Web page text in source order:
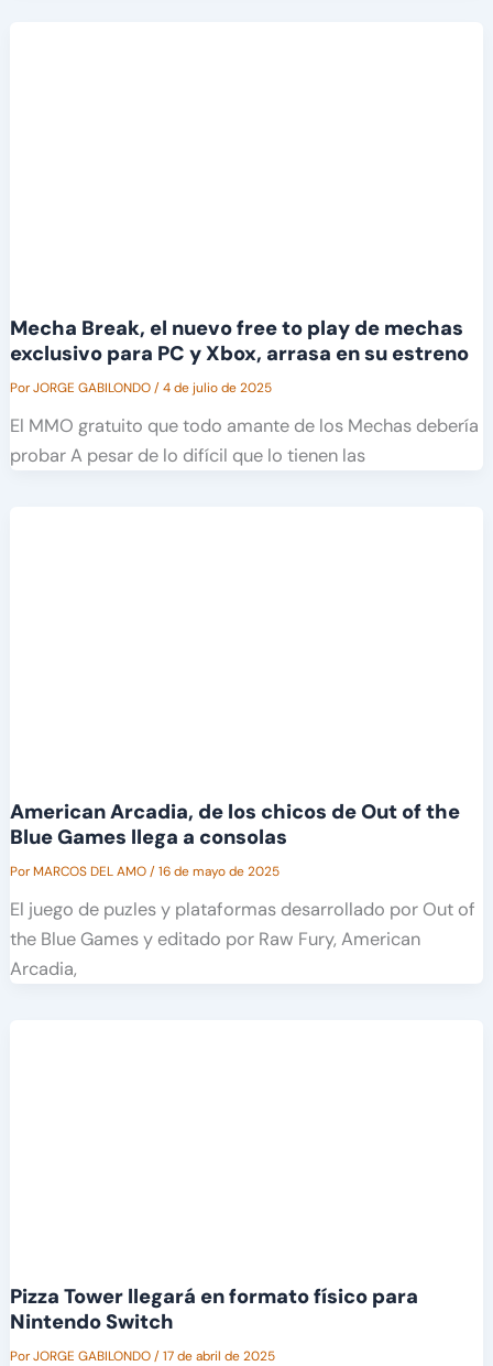
Mecha Break, el nuevo free to play de mechas
exclusivo para PC y Xbox, arrasa en su estreno
PorJORGE GABILONDO/4 de julio de 2025
El MMO gratuito que todo amante de los Mechas debería
probar A pesar de lo difícil que lo tienen las
American Arcadia, de los chicos de Out of the
Blue Games llega a consolas
PorMARCOS DEL AMO/16 de mayo de 2025
El juego de puzles y plataformas desarrollado por Out of
the Blue Games y editado por Raw Fury, American
Arcadia,
Pizza Tower llegará en formato físico para
Nintendo Switch
PorJORGE GABILONDO/17 de abril de 2025